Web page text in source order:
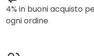
4% in buoni acquisto
ogni ordine